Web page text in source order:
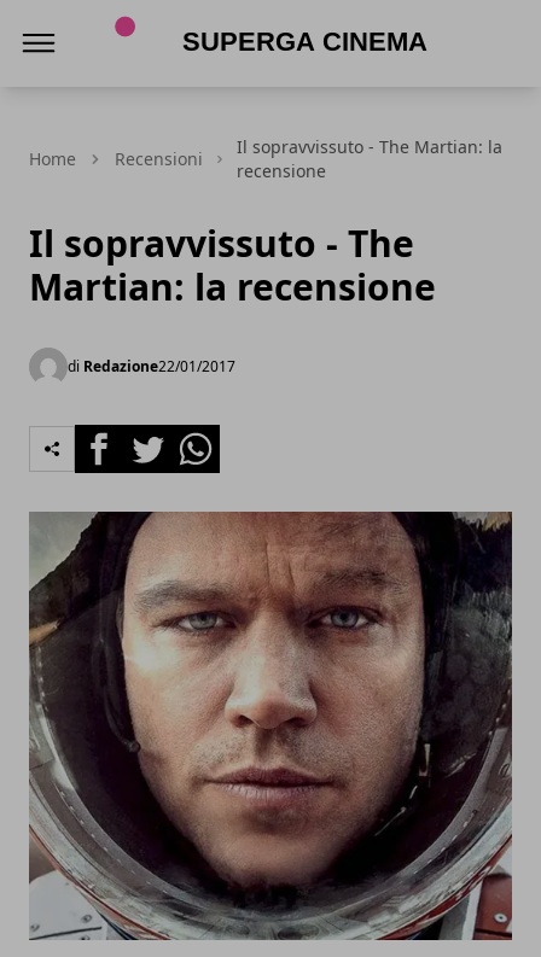
Home Recensioni
Il sopravvissuto - The Martian: la
recensione
Il sopravvissuto - The
Martian: la recensione
di Redazione22/01/2017
FacebookTwitterWhatsapp